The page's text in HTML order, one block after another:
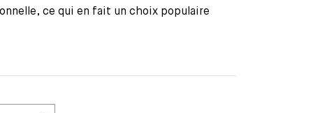
ce qui en fait un choix populaire